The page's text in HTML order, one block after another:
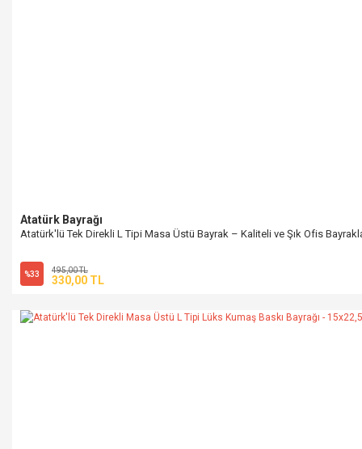
Atatürk Bayrağı
Atatürk'lü Tek Direkli L Tipi Masa Üstü Bayrak – Kaliteli ve Şık Ofis
%33 495,00 TL
330,00 TL